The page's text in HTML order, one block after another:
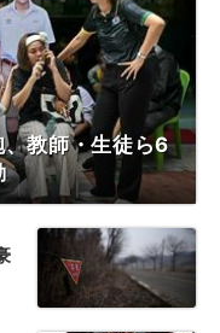
教師・生徒ら6